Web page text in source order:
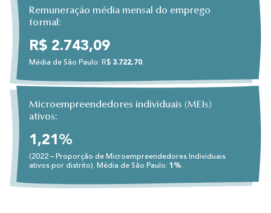
Remuneração média mensal do emprego
formal:
R$ 2.743,09
Média de São Paulo: R$ 3.722,70.
Microempreendedores individuais (MEIs)
ativos:
1,21%
(2022 – Proporção de Microempreendedores Individuais
ativos por distrito). Média de São Paulo: 1%.